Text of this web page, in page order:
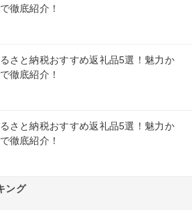
徹底紹介！
さと納税おすすめ返礼品5選！魅力か
徹底紹介！
さと納税おすすめ返礼品5選！魅力か
徹底紹介！
ング